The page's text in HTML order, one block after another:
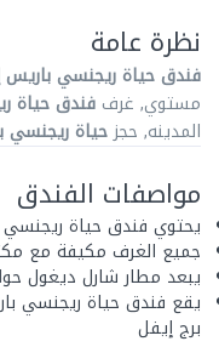
نظرة عامة
فندق حياة ريجنسي باريس
مستوي, غرف فندق حياة
المدينه, حجزحياة ريجنسي
مواصفات الفندق
يحتوي فندق حياة
جميع الغرف مكيفة مع
يبعد مطار شارل ديغول حوالي 25 كم عن حياة
برج إيفل